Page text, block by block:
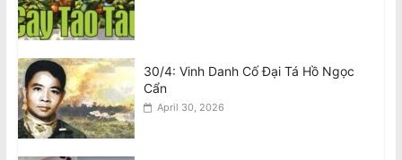
30/4: Vinh Danh Cố Đại Tá Hồ Ngọc
Cẩn
April 30, 2026